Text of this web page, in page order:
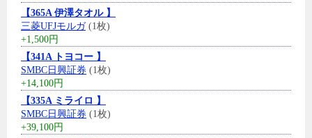
【365A 伊澤タオル 】
三菱UFJモルガ(1枚)
+1,500円
【341A トヨコー 】
SMBC日興証券 (1枚)
+14,100円
【335A ミライロ 】
SMBC日興証券 (1枚)
+39,100円